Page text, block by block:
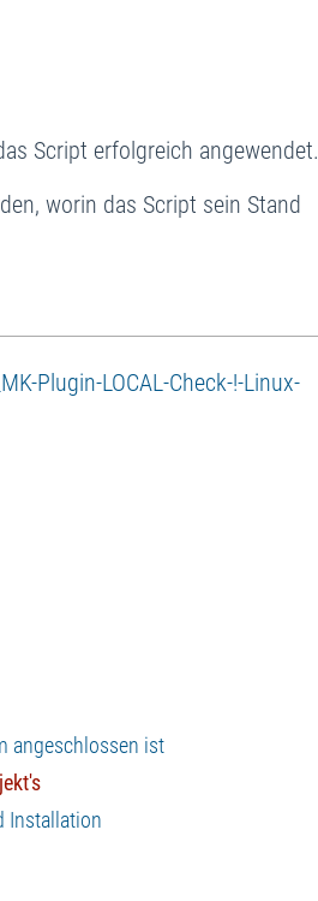
Script erfolgreich angewendet.
worin das Script sein Stand
Plugin-LOCAL-Check-!-Linux-
angeschlossen ist
Installation